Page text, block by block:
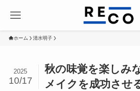
ホーム 清水明子
秋の味覚を楽しみ
メイクを成功させ
2025
10/17